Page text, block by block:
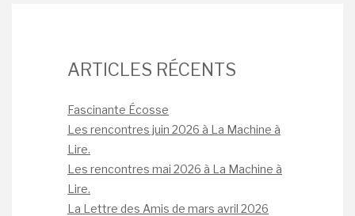
ARTICLES RÉCENTS
Fascinante Écosse
Les rencontres juin 2026 à La Machine à
Lire.
Les rencontres mai 2026 à La Machine à
Lire.
La Lettre des Amis de mars avril 2026